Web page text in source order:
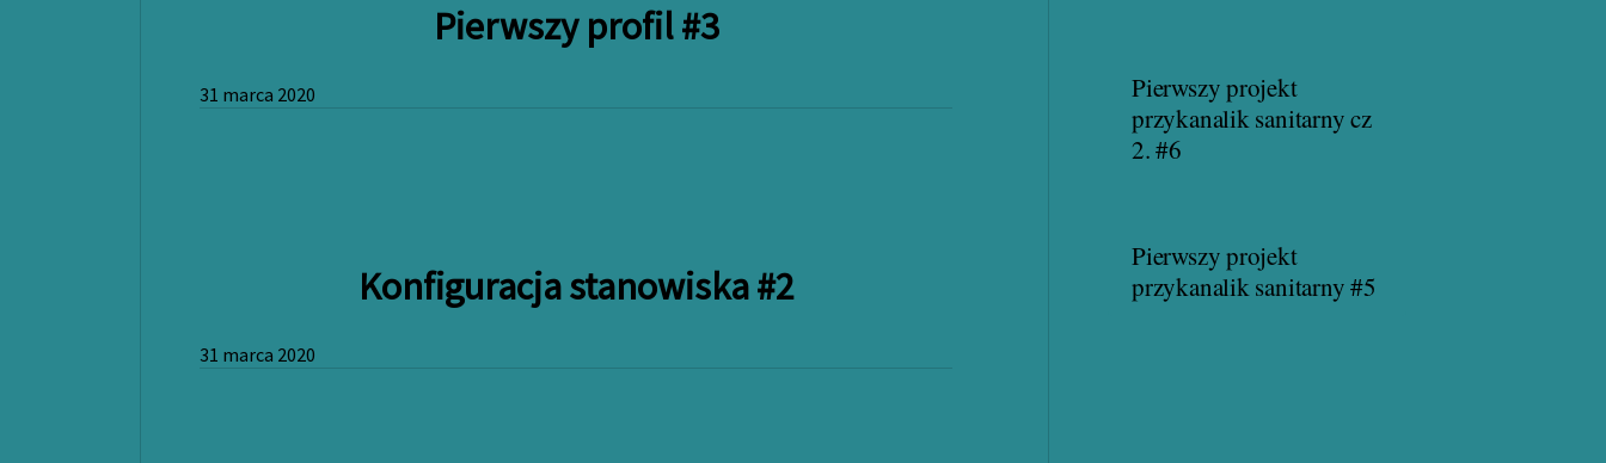
Pierwszy profil #3
31 marca 2020
Konfiguracja stanowiska #2
31 marca 2020
Pierwszy projekt
przykanalik sanitarny cz
2. #6
Pierwszy projekt
przykanalik sanitarny #5